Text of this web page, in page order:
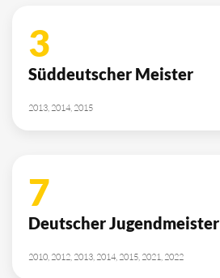
3
Süddeutscher Meister
2013, 2014, 2015
7
Deutscher Jugendmeister
2010, 2012, 2013, 2014, 2015, 2021, 2022